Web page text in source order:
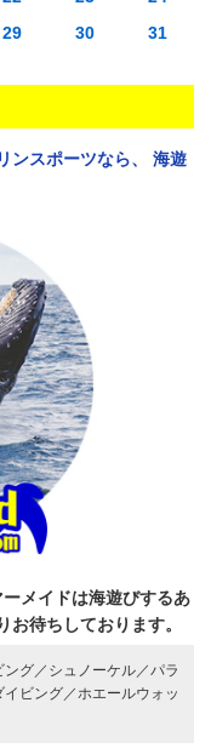
29 30 31
ンスポーツなら、
海遊
ーメイドは海遊びするあ
お待ちしております。
ング／ シュノーケル／パラ
イビング／ホエールウォッ